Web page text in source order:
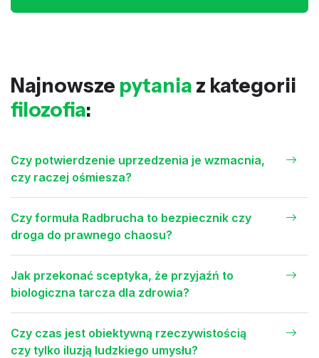
Najnowsze pytania z kategorii
filozofia:
Czy potwierdzenie uprzedzenia je wzmacnia,
czy raczej ośmiesza?
Czy formuła Radbrucha to bezpiecznik czy
droga do prawnego chaosu?
Jak przekonać sceptyka, że przyjaźń to
biologiczna tarcza dla zdrowia?
Czy czas jest obiektywną rzeczywistością
czy tylko iluzją ludzkiego umysłu?